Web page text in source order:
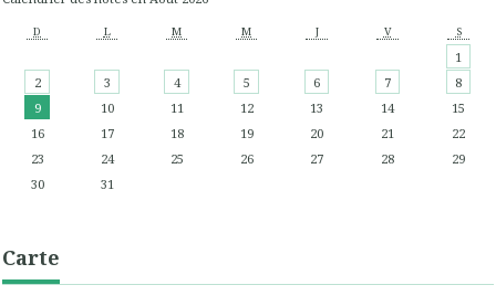
D L M M J V S
1
2
3 4 5 6 7
8
9
10 11 12 13 14
15
16
17 18 19 20 21
22
23
24 25 26 27 28
29
30
31
Carte